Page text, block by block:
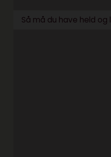
Så må du have held